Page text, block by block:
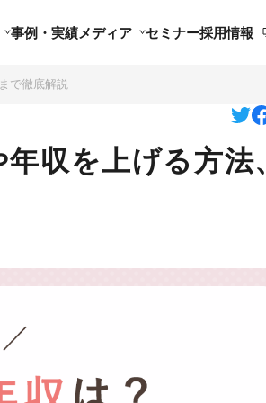
事例・実績メディア セミナー採用情報
で徹底解説
収を上げる方法